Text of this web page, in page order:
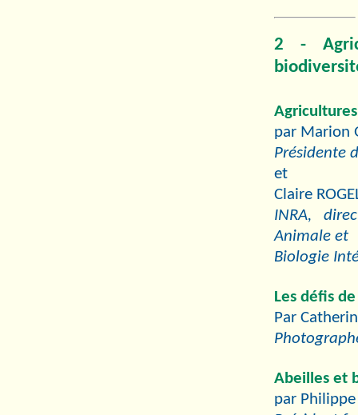
2 -
par Marion
Présidente
et
Claire
INRA,
Animale et
Biologie
Les défis
Par
Abeilles et
par Philippe